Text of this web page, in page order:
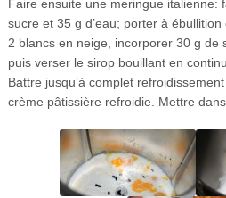
Faire ensuite une meringue italienne:
sucre et 35 g d’eau; porter à
2 blancs en neige, incorporer 30 g de
puis verser le sirop bouillant en
Battre jusqu’à complet
crème pâtissière refroidie. Mettre